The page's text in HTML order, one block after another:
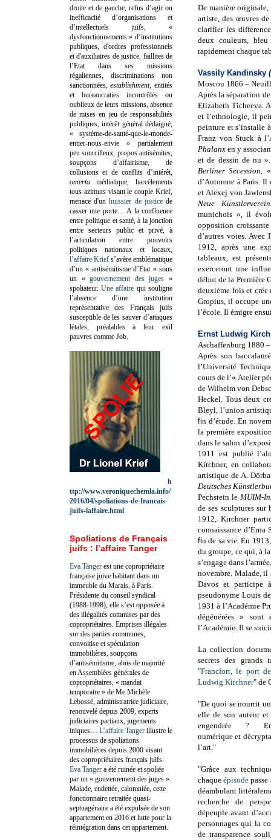
De manière
artiste, des œuvres
clarifier les
deux couleurs,
rapidement chaque
Vassily Kandinsky
Moscou 1866 –
Après la séparation
Elizabeth Ticheeva.
et l’ethnologie, il
peinture et s’installe
Franz von Stuck à
Phalanxen y
et de dessin de nu
Berliner Secession,
d’Automne à Paris.
et Alexej von
Neue
munichois », il
opposition
d’autres voies. Avec
1912, après une
tableaux, est
exerceront une
début de la Première
deuxième fois et crée
Gropius, il occupe
l’école. Il émigre
Ernst Ludwig
Aschaffenburg 1880
Après son
l’Université
cours de l’« Atelier
de Wilhelm von
Heckel. Tous deux
Bleyl, l’union
fin d’étude. En
la première
dans le salon
1911 est publié
Kirchner, en
artistique de A.
Deutsches
Pechstein le MUIM-
de ses sculptures
1912, Kirchner
connaissance
fin de sa vie. En
du groupe, ce qui, à
s’engage dans
novembre. Malade, il
Davos et participe
pseudonyme Louis
1931 à l’Académie
dégénérées » sont
l’Académie. Il se
La collection
secrets des grands
"Francfort, le port
Ludwig Kirchner" de
"De quoi se nourrit
elle de son auteur
engendrée ?
numérique et
l’art."
"Grâce aux
chaqueépisode
déambulant
recherche de
dépeuple avant
personnages qui la
de transparence
droite et de gauche, refus d’agir ou
inefficacité d’organisations et
d’intellectuels juifs, «
dysfonctionnements » d’institutions
publiques, d'ordres professionnels
et d'auxiliaires de justice, faillites de
l’Etat dans ses missions
régaliennes, discriminations non
sanctionnées,establishment, entités
et bureaucraties incontrôlés ou
oublieux de leurs missions, absence
de mises en jeu de responsabilités
publiques, intérêt général dédaigné,
« système-de-santé-que-le-monde-
entier-nous-envie » partialement
peu sourcilleux, propos antisémites,
soupçons d’affairisme, de
collusions et de conflits d’intérêt,
omertamédiatique, harcèlements
tous azimuts visant le couple Krief,
menace d'unhuissier de justicede
casser une porte… A la confluence
entre politique et santé, à la jonction
entre secteurs public et privé, à
l’articulation entre pouvoirs
politiques nationaux et locaux,
l’affaire Krief s’avère emblématique
d’un « antisémitisme d’Etat » sous
un «gouvernement des juges »
spoliateur.Une affaire qui souligne
l’absence d’une institution
représentative des Français juifs
susceptible de les sauver d’attaques
létales, préalables à leur exil
pauvres comme Job.
h
ttp://www.veroniquechemla.info/
2016/04/spoliations-de-francais-
juifs-laffaire.html
Spoliations de Français
juifs : l’affaire Tanger
Eva Tanger est une copropriétaire
française juive habitant dans un
immeuble du Marais, à Paris.
Présidente du conseil syndical
(1988-1998), elle s’est opposée à
des illégalités commises par des
copropriétaires. Emprises illégales
sur des parties communes,
convoitise et spéculation
immobilières, soupçons
d’antisémitisme, abus de majorité
en Assemblées générales de
copropriétaires, « mandat
temporaire » de Me Michèle
Lebossé, administratrice judiciaire,
renouvelé depuis 2009, experts
judiciaires partiaux, jugements
iniques… L’affaire Tanger illustre le
processus de spoliations
immobilières depuis 2000 visant
des copropriétaires français juifs.
Eva Tanger a été ruinée et spoliée
par un « gouvernement des juges ».
Malade, endettée, calomniée, cette
fonctionnaire retraitée quasi-
septuagénaire a été expulsée de son
appartement en 2016 et lutte pour la
réintégration dans cet appartement.